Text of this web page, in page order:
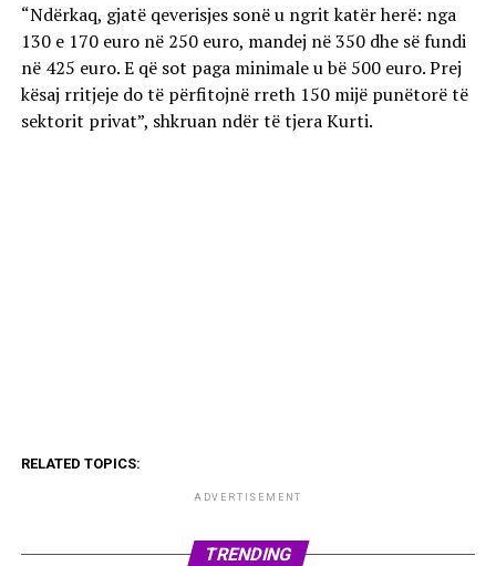
“Ndërkaq, gjatë qeverisjes sonë u ngrit katër herë: nga
130 e 170 euro në 250 euro, mandej në 350 dhe së fundi
në 425 euro. E që sot paga minimale u bë 500 euro. Prej
kësaj rritjeje do të përfitojnë rreth 150 mijë punëtorë të
sektorit privat”, shkruan ndër të tjera Kurti.
RELATED TOPICS:
ADVERTISEMENT
TRENDING